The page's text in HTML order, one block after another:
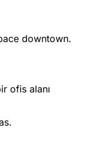
downtown.
ofis alanı